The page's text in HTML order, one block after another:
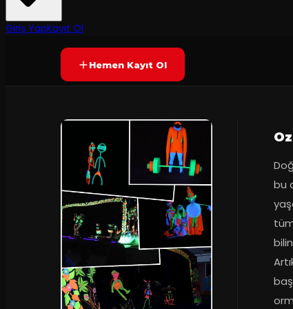
Giriş YapKayıt OlYAKINDA
Hemen Kayıt Ol
bu